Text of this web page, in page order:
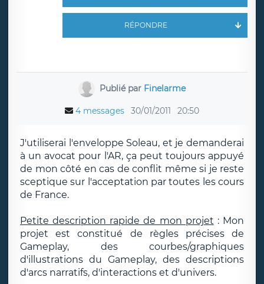
RÉPONDRE
Publié par Finelarme
4 messages 30/01/2011 20:50
J'utiliserai l'enveloppe Soleau, et je demanderai
à un avocat pour l'AR, ça peut toujours appuyé
de mon côté en cas de conflit même si je reste
sceptique sur l'acceptation par toutes les cours
de France.
Petite description rapide de mon projet : Mon
projet est constitué de règles précises de
Gameplay, des courbes/graphiques
d'illustrations du Gameplay, des descriptions
d'arcs narratifs, d'interactions et d'univers.